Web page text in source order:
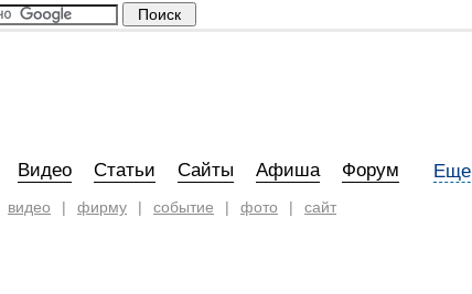
Видео Статьи Сайты Афиша Форум Еще
видео | фирму | событие | фото | сайт